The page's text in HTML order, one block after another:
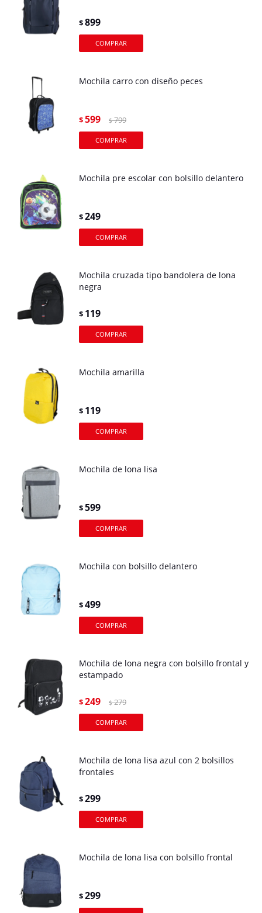
$899
Mochila carro con diseño peces
$599 $ 799
Mochila pre escolar con bolsillo delantero
$249
Mochila cruzada tipo bandolera de lona
negra
$ 119
Mochila amarilla
$ 119
Mochila de lona lisa
$599
Mochila con bolsillo delantero
$499
Mochila de lona negra con bolsillo frontal y
estampado
$249 $ 279
Mochila de lona lisa azul con 2 bolsillos
frontales
$299
Mochila de lona lisa con bolsillo frontal
$299